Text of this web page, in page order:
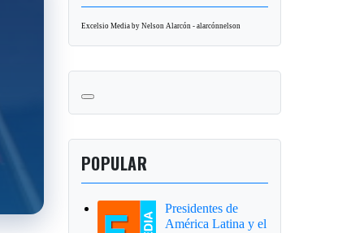
Excelsio Media by Nelson Alarcón - alarcónnelson
POPULAR
Presidentes de
América Latina y el